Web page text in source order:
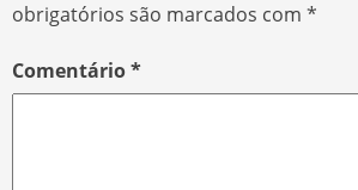
obrigatórios são marcados com *
Comentário*